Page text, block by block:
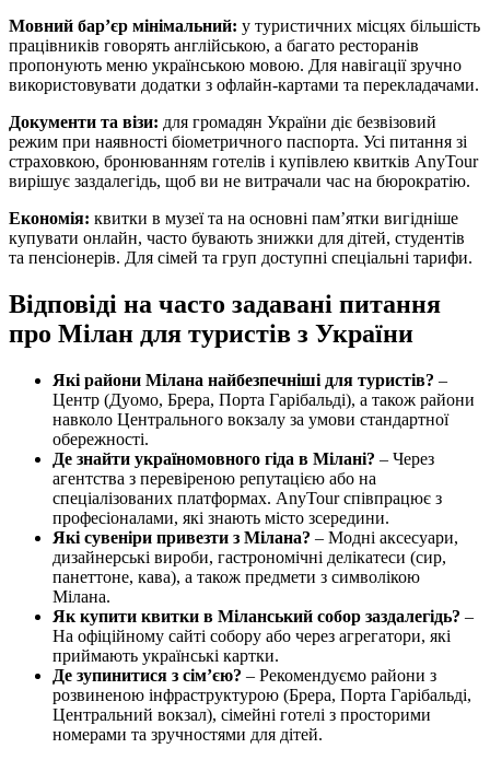
Мовний бар’єр мінімальний: у туристичних місцях більшість
працівників говорять англійською, а багато ресторанів
пропонують меню українською мовою. Для навігації зручно
використовувати додатки з офлайн-картами та перекладачами.
Документи та візи: для громадян України діє безвізовий
режим при наявності біометричного паспорта. Усі питання зі
страховкою, бронюванням готелів і купівлею квитків AnyTour
вирішує заздалегідь, щоб ви не витрачали час на бюрократію.
Економія: квитки в музеї та на основні пам’ятки вигідніше
купувати онлайн, часто бувають знижки для дітей, студентів
та пенсіонерів. Для сімей та груп доступні спеціальні тарифи.
Відповіді на часто задавані питання
про Мілан для туристів з України
Які райони Мілана найбезпечніші для туристів? –
Центр (Дуомо, Брера, Порта Гарібальді), а також райони
навколо Центрального вокзалу за умови стандартної
обережності.
Де знайти україномовного гіда в Мілані? – Через
агентства з перевіреною репутацією або на
спеціалізованих платформах. AnyTour співпрацює з
професіоналами, які знають місто зсередини.
Які сувеніри привезти з Мілана? – Модні аксесуари,
дизайнерські вироби, гастрономічні делікатеси (сир,
панеттоне, кава), а також предмети з символікою
Мілана.
Як купити квитки в Міланський собор заздалегідь? –
На офіційному сайті собору або через агрегатори, які
приймають українські картки.
Де зупинитися з сім’єю? – Рекомендуємо райони з
розвиненою інфраструктурою (Брера, Порта Гарібальді,
Центральний вокзал), сімейні готелі з просторими
номерами та зручностями для дітей.